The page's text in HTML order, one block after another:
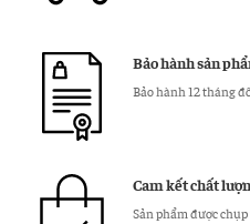
Bảo hành sản
Bảo hành 12 tháng
Cam kết chất
Sản phẩm được